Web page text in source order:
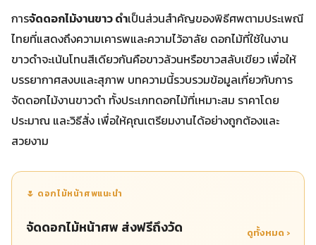
การจัดดอกไม้งานขาว ดําเป็นส่วนสำคัญของพิธีศพตามประเพณี
ไทยที่แสดงถึงความเคารพและความไว้อาลัย ดอกไม้ที่ใช้ในงาน
ขาวดำจะเน้นโทนสีเดียวกันคือขาวล้วนหรือขาวสลับเขียว เพื่อให้
บรรยากาศสงบและสุภาพ บทความนี้รวบรวมข้อมูลเกี่ยวกับการ
จัดดอกไม้งานขาวดำ ทั้งประเภทดอกไม้ที่เหมาะสม ราคาโดย
ประมาณ และวิธีสั่ง เพื่อให้คุณเตรียมงานได้อย่างถูกต้องและ
สวยงาม
🌷 ดอกไม้หน้าศพแนะนำ
จัดดอกไม้หน้าศพ ส่งฟรีถึงวัด ดูทั้งหมด ›